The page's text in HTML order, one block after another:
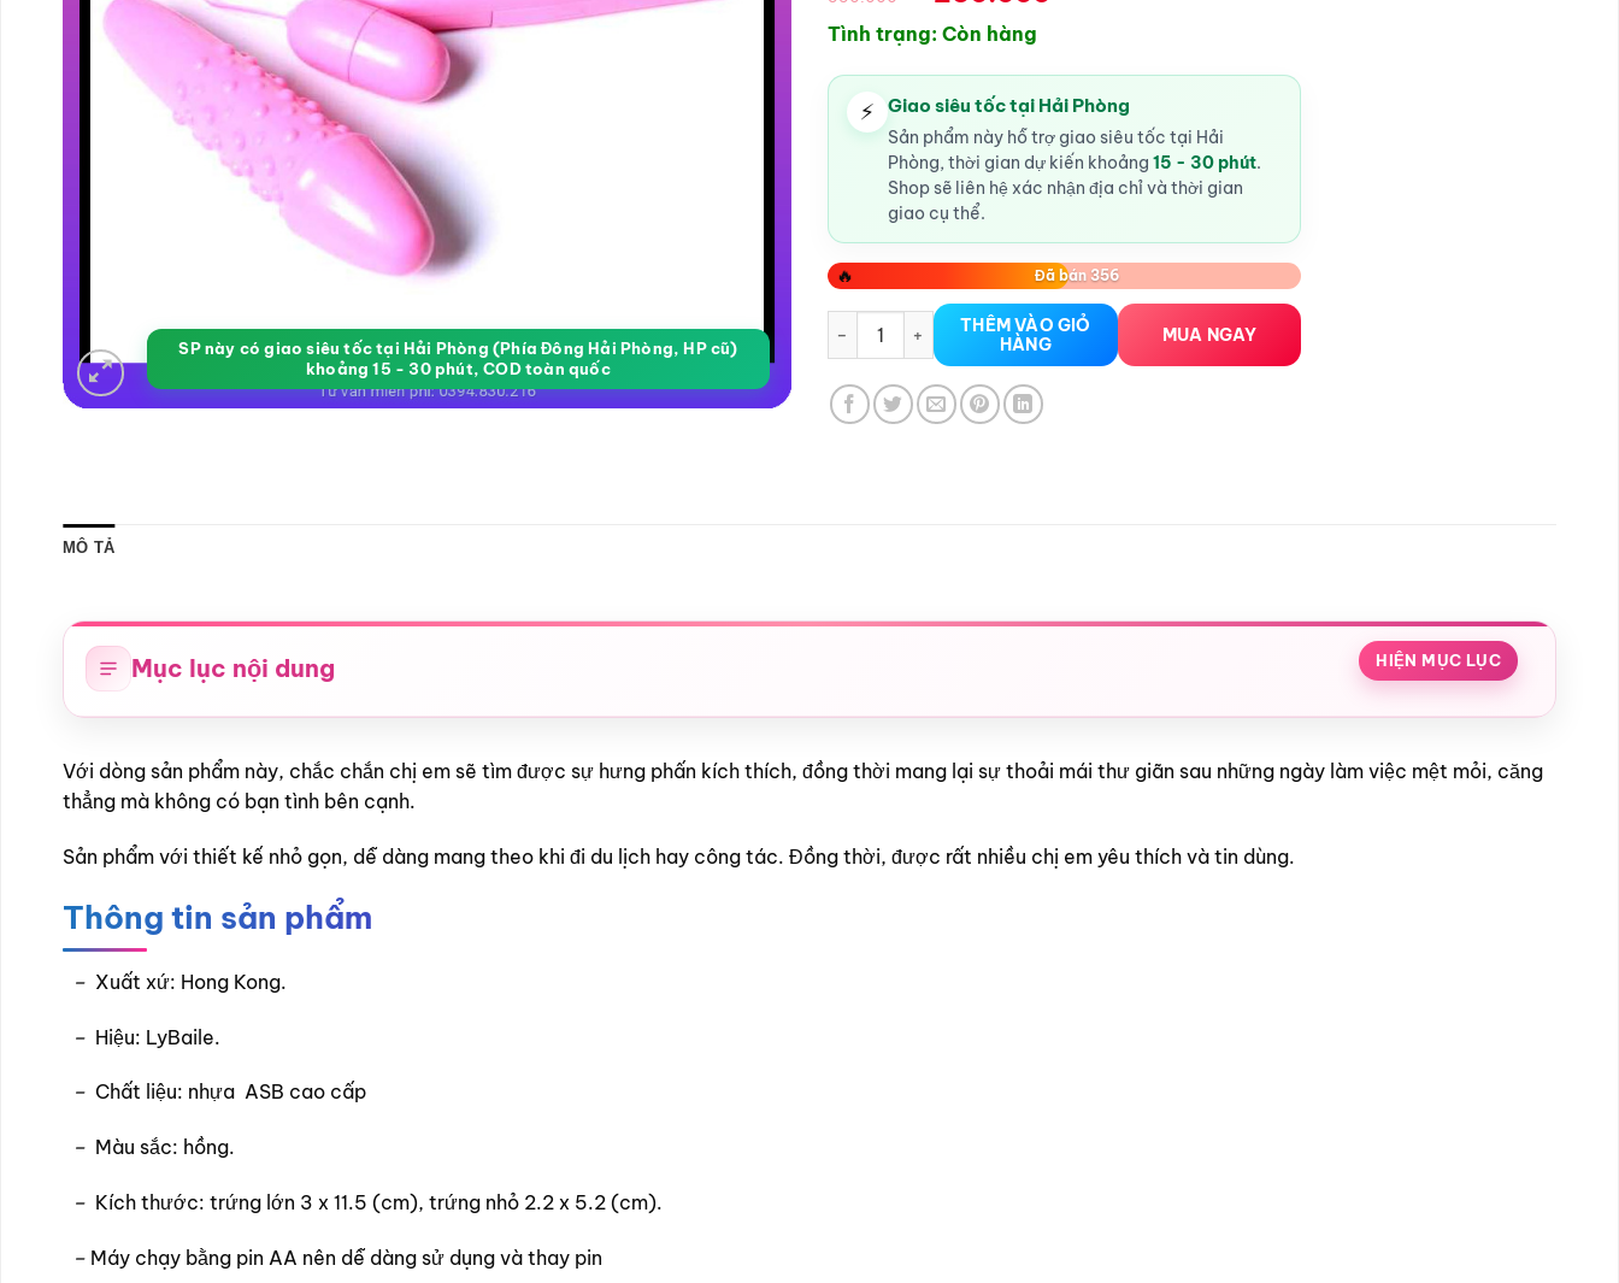
SP này có giao siêu tốc tại Hải Phòng (Phía Đông Hải Phòng, HP cũ)
khoảng 15 - 30 phút, COD toàn quốc
gốc
là:
350.000VND.
là:
250.000VND.
Tình trạng: Còn hàng
⚡ Giao siêu tốc tại Hải Phòng
Sản phẩm này hỗ trợ giao siêu tốc tại Hải
Phòng, thời gian dự kiến khoảng 15 - 30 phút.
Shop sẽ liên hệ xác nhận địa chỉ và thời gian
giao cụ thể.
🔥 Đã bán 356
TRỨNG RUNG GAI 2 ĐẦU RUNG số lượng
THÊM VÀO GIỎ
HÀNG
MUA NGAY
MÔ TẢ
Mục lục nội dung HIỆN MỤC LỤC
Với dòng sản phẩm này, chắc chắn chị em sẽ tìm được sự hưng phấn kích thích, đồng thời mang lại sự thoải mái thư giãn sau những ngày làm việc mệt mỏi, căng
thẳng mà không có bạn tình bên cạnh.
Sản phẩm với thiết kế nhỏ gọn, dễ dàng mang theo khi đi du lịch hay công tác. Đồng thời, được rất nhiều chị em yêu thích và tin dùng.
Thông tin sản phẩm
– Xuất xứ: Hong Kong.
– Hiệu: LyBaile.
– Chất liệu: nhựa ASB cao cấp
– Màu sắc: hồng.
– Kích thước: trứng lớn 3 x 11.5 (cm), trứng nhỏ 2.2 x 5.2 (cm).
– Máy chạy bằng pin AA nên dễ dàng sử dụng và thay pin